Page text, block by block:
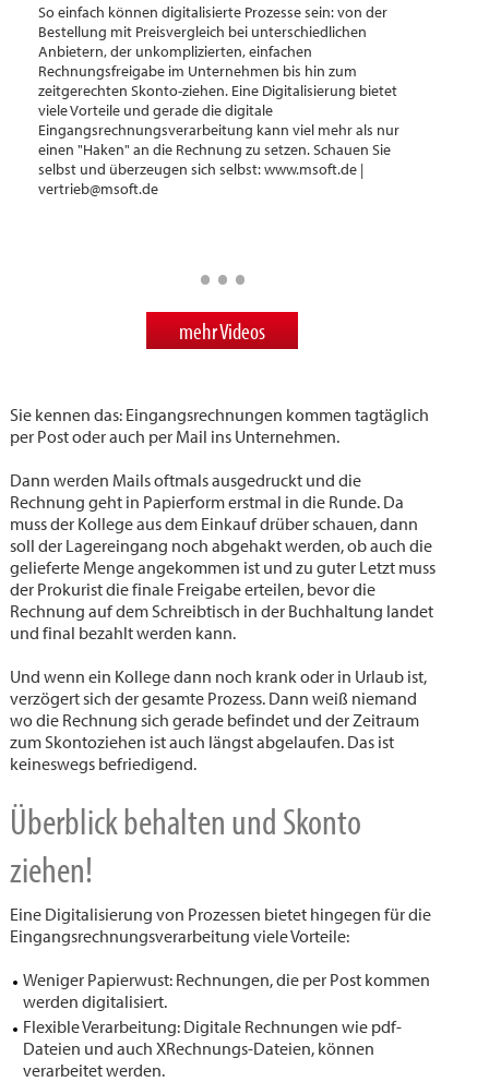
mehr Videos
So einfach können digitalisierte Prozesse sein: von der
Bestellung mit Preisvergleich bei unterschiedlichen
Anbietern, der unkomplizierten, einfachen
Rechnungsfreigabe im Unternehmen bis hin zum
zeitgerechten Skonto-ziehen. Eine Digitalisierung bietet
viele Vorteile und gerade die digitale
Eingangsrechnungsverarbeitung kann viel mehr als nur
einen "Haken" an die Rechnung zu setzen. Schauen Sie
selbst und überzeugen sich selbst: www.msoft.de |
vertrieb@msoft.de
Sie kennen das: Eingangsrechnungen kommen tagtäglich
per Post oder auch per Mail ins Unternehmen.
Dann werden Mails oftmals ausgedruckt und die
Rechnung geht in Papierform erstmal in die Runde. Da
muss der Kollege aus dem Einkauf drüber schauen, dann
soll der Lagereingang noch abgehakt werden, ob auch die
gelieferte Menge angekommen ist und zu guter Letzt muss
der Prokurist die finale Freigabe erteilen, bevor die
Rechnung auf dem Schreibtisch in der Buchhaltung landet
und final bezahlt werden kann.
Und wenn ein Kollege dann noch krank oder in Urlaub ist,
verzögert sich der gesamte Prozess. Dann weiß niemand
wo die Rechnung sich gerade befindet und der Zeitraum
zum Skontoziehen ist auch längst abgelaufen. Das ist
keineswegs befriedigend.
Überblick behalten und Skonto
ziehen!
Eine Digitalisierung von Prozessen bietet hingegen für die
Eingangsrechnungsverarbeitung viele Vorteile:
Weniger Papierwust: Rechnungen, die per Post kommen
werden digitalisiert.
Flexible Verarbeitung: Digitale Rechnungen wie pdf-
Dateien und auch XRechnungs-Dateien, können
verarbeitet werden.